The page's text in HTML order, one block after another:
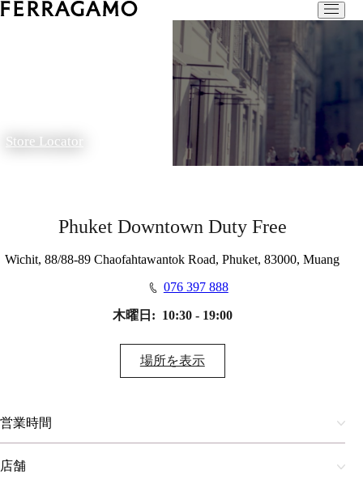
Store Locator
Phuket Downtown Duty Free
Wichit, 88/88-89 Chaofahtawantok Road, Phuket, 83000, Muang
076 397 888
木曜日: 10:30 - 19:00
場所を表示​
営業時間
店舗